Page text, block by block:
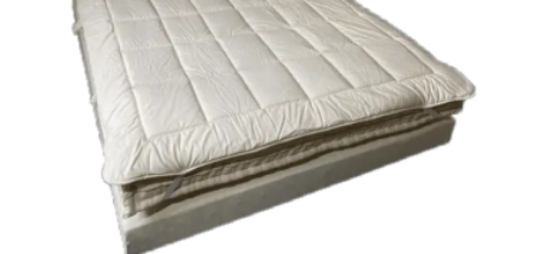
95.00€